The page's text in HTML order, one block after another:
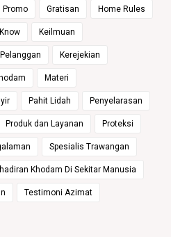
Promo Gratisan Home Rules
Keilmuan
Kerejekian
Materi
Pahit Lidah Penyelarasan
Produk dan Layanan Proteksi
Spesialis Trawangan
Khodam Di Sekitar Manusia
Testimoni Azimat